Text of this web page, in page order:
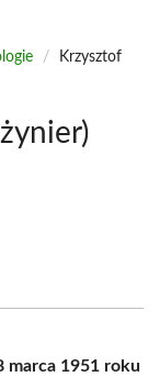
/
Krzysztof
marca 1951 roku